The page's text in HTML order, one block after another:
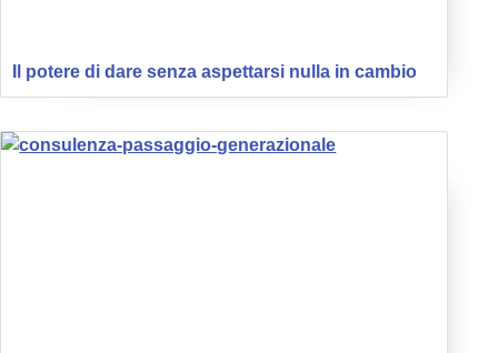
Il potere di dare senza aspettarsi nulla in cambio